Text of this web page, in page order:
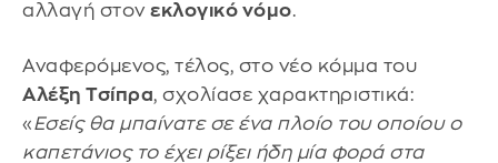
αλλαγή στον εκλογικό νόμο.
Αναφερόμενος, τέλος, στο νέο κόμμα του
Αλέξη Τσίπρα, σχολίασε χαρακτηριστικά:
«Εσείς θα μπαίνατε σε ένα πλοίο του οποίου ο
καπετάνιος το έχει ρίξει ήδη μία φορά στα